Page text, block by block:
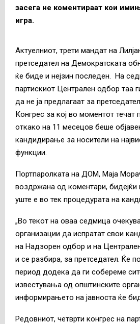
засега не коментираат кои
игра.
Актуелниот, трети мандат на
претседател на Демократската
ќе биде и нејзин последен. На
партискиот Централен одбор таа
да не ја предлагаат за
Конгрес за кој во моментот течат
откако на 11 месецов беше
кандидирање за носители на
функции.
Портпаролката на ДОМ, Маја
воздржана од коментари, бидејќи
уште е во тек процедурата на
„Во текот на оваа седмица
организации да испратат свои
на Надзорен одбор и на
и се разбира, за претседател. Ќе
период додека да ги собереме
известувања од општинските
информирањето на јавноста ќе
Редовниот, четврти конгрес на